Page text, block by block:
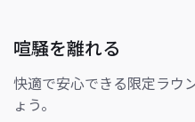
喧騒を離れる
快適で安心できる限定ラウ
ょう。